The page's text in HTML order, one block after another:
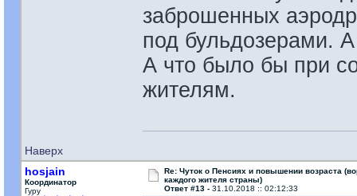
заброшенных
под бульдозерами.
А что было бы при
жителям.
Наверх
hosjain
Координатор
Гуру
Re: Чуток о Пенсиях и повышении возраста
каждого жителя страны)
Ответ #13 - 31.10.2018 :: 02:12:33